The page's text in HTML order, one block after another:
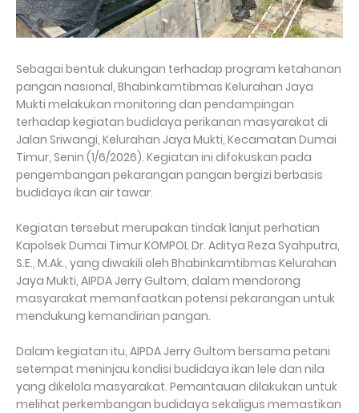
Sebagai bentuk dukungan terhadap program ketahanan
pangan nasional, Bhabinkamtibmas Kelurahan Jaya
Mukti melakukan monitoring dan pendampingan
terhadap kegiatan budidaya perikanan masyarakat di
Jalan Sriwangi, Kelurahan Jaya Mukti, Kecamatan Dumai
Timur, Senin (1/6/2026). Kegiatan ini difokuskan pada
pengembangan pekarangan pangan bergizi berbasis
budidaya ikan air tawar.
Kegiatan tersebut merupakan tindak lanjut perhatian
Kapolsek Dumai Timur KOMPOL Dr. Aditya Reza Syahputra,
S.E., M.Ak., yang diwakili oleh Bhabinkamtibmas Kelurahan
Jaya Mukti, AIPDA Jerry Gultom, dalam mendorong
masyarakat memanfaatkan potensi pekarangan untuk
mendukung kemandirian pangan.
Dalam kegiatan itu, AIPDA Jerry Gultom bersama petani
setempat meninjau kondisi budidaya ikan lele dan nila
yang dikelola masyarakat. Pemantauan dilakukan untuk
melihat perkembangan budidaya sekaligus memastikan